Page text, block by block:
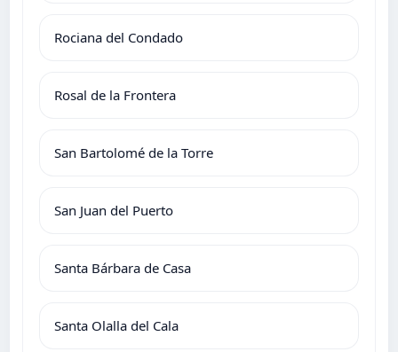
Rociana del Condado
Rosal de la Frontera
San Bartolomé de la Torre
San Juan del Puerto
Santa Bárbara de Casa
Santa Olalla del Cala